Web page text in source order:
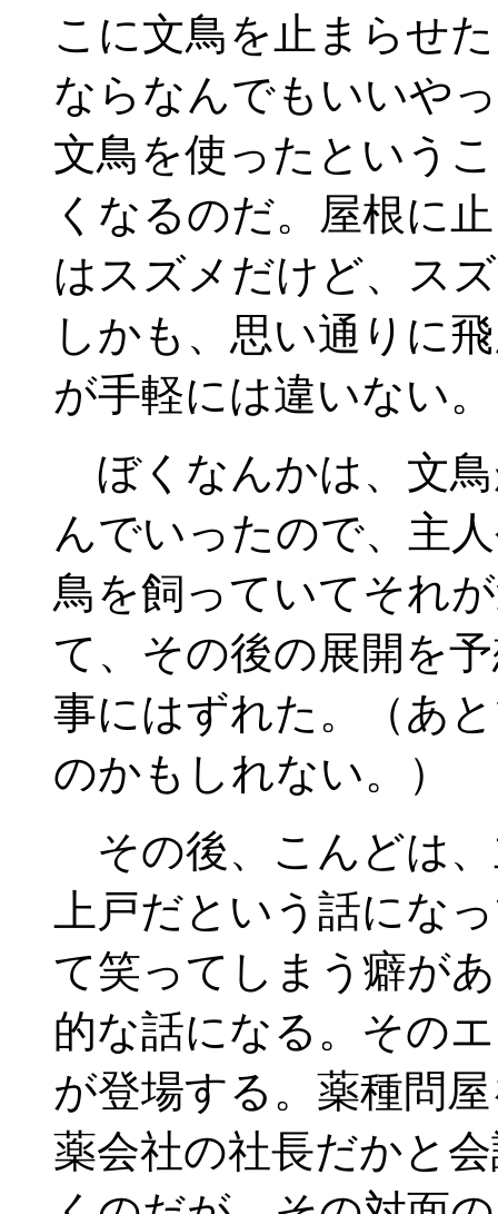
こに文鳥を止まらせ
ならなんでもいいや
文鳥を使ったという
くなるのだ。屋根に
はスズメだけど、ス
しかも、思い通りに
が手軽には違いない。
ぼくなんかは、文
んでいったので、主
鳥を飼っていてそれ
て、その後の展開を
事にはずれた。（あ
のかもしれない。）
その後、こんどは
上戸だという話にな
て笑ってしまう癖が
的な話になる。その
が登場する。薬種問
薬会社の社長だかと